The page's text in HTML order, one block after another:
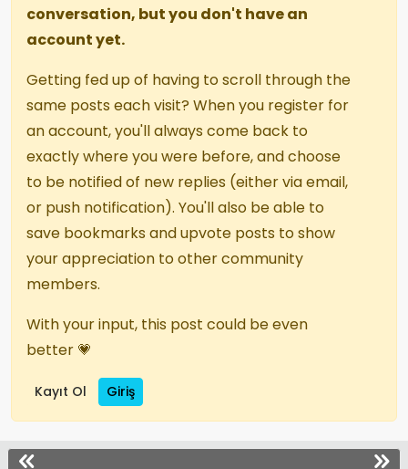
conversation, but you don't have an
account yet.
Getting fed up of having to scroll through the
same posts each visit? When you register for
an account, you'll always come back to
exactly where you were before, and choose
to be notified of new replies (either via email,
or push notification). You'll also be able to
save bookmarks and upvote posts to show
your appreciation to other community
members.
With your input, this post could be even
better 💗
Kayıt Ol Giriş